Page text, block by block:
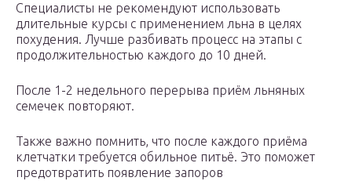
Специалисты не рекомендуют использовать
длительные курсы с применением льна в целях
похудения. Лучше разбивать процесс на этапы с
продолжительностью каждого до 10 дней.
После 1-2 недельного перерыва приём льняных
семечек повторяют.
Также важно помнить, что после каждого приёма
клетчатки требуется обильное питьё. Это поможет
предотвратить появление запоров